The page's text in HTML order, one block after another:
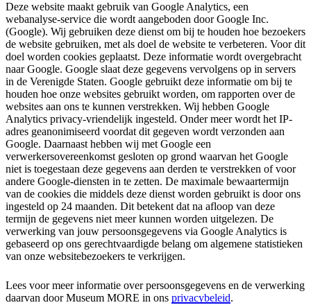
Deze website maakt gebruik van Google Analytics, een
webanalyse-service die wordt aangeboden door Google Inc.
(Google). Wij gebruiken deze dienst om bij te houden hoe bezoekers
de website gebruiken, met als doel de website te verbeteren. Voor dit
doel worden cookies geplaatst. Deze informatie wordt overgebracht
naar Google. Google slaat deze gegevens vervolgens op in servers
in de Verenigde Staten. Google gebruikt deze informatie om bij te
houden hoe onze websites gebruikt worden, om rapporten over de
websites aan ons te kunnen verstrekken. Wij hebben Google
Analytics privacy-vriendelijk ingesteld. Onder meer wordt het IP-
adres geanonimiseerd voordat dit gegeven wordt verzonden aan
Google. Daarnaast hebben wij met Google een
verwerkersovereenkomst gesloten op grond waarvan het Google
niet is toegestaan deze gegevens aan derden te verstrekken of voor
andere Google-diensten in te zetten. De maximale bewaartermijn
van de cookies die middels deze dienst worden gebruikt is door ons
ingesteld op 24 maanden. Dit betekent dat na afloop van deze
termijn de gegevens niet meer kunnen worden uitgelezen. De
verwerking van jouw persoonsgegevens via Google Analytics is
gebaseerd op ons gerechtvaardigde belang om algemene statistieken
van onze websitebezoekers te verkrijgen.
Lees voor meer informatie over persoonsgegevens en de verwerking
daarvan door Museum MORE in ons privacybeleid.